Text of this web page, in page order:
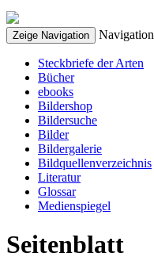
Zeige Navigation Navigation
Steckbriefe der Arten
Bücher
ebooks
Bildershop
Bildersuche
Bilder
Bildergalerie
Bildquellenverzeichnis
Literatur
Glossar
Medienspiegel
Seitenblatt